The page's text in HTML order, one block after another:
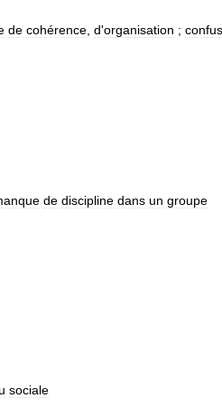
de cohérence d'organisation ;
de discipline dans un groupe
sociale